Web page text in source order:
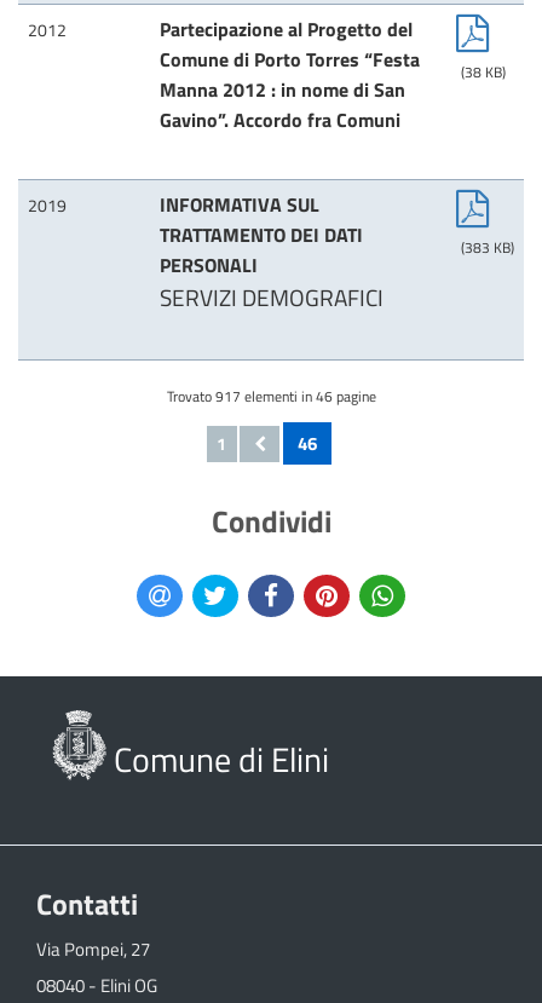
2012
Partecipazione al Progetto del
Comune di Porto Torres “Festa
Manna 2012 : in nome di San
Gavino”. Accordo fra Comuni
(38 KB)
2019
INFORMATIVA SUL
TRATTAMENTO DEI DATI
PERSONALI
SERVIZI DEMOGRAFICI
(383 KB)
Trovato917 elementi in 46 pagine
1 46
Condividi
Comune di Elini
Contatti
Via Pompei, 27
08040 - Elini OG